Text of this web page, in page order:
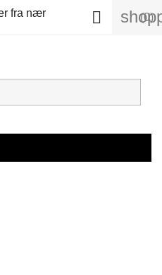
(0)
